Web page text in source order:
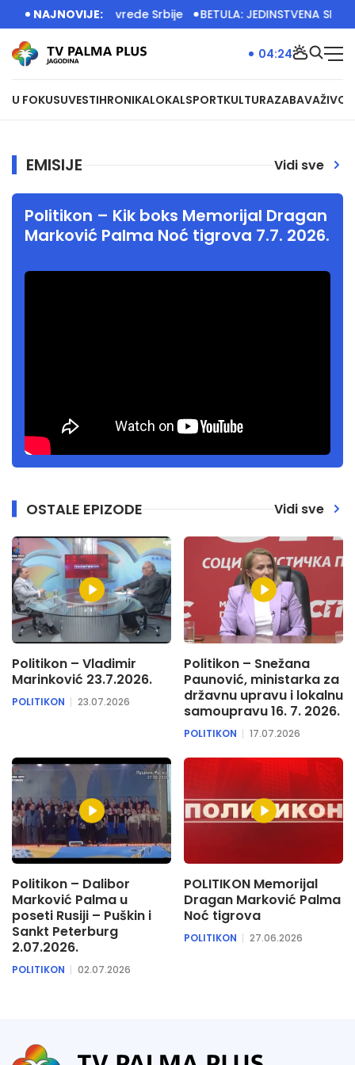
NAJNOVIJE:
grade temelje privrede Srbije BETULA: JEDINSTVENA
U FOKUSUVESTIHRONIKALOKALSPORTKULTURAZABAVAŽIVOT
04:24
EMISIJE Vidi sve
Politikon – Kik boks Memorijal Dragan
Marković Palma Noć tigrova 7.7. 2026.
OSTALE EPIZODE Vidi sve
Politikon – Vladimir
Marinković 23.7.2026.
POLITIKON 23.07.2026
Politikon – Snežana
Paunović, ministarka za
državnu upravu i lokalnu
samoupravu 16. 7. 2026.
POLITIKON 17.07.2026
Politikon – Dalibor
Marković Palma u
poseti Rusiji – Puškin i
Sankt Peterburg
2.07.2026.
POLITIKON 02.07.2026
POLITIKON Memorijal
Dragan Marković Palma
Noć tigrova
POLITIKON 27.06.2026